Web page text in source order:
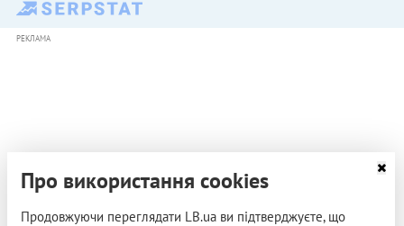
РЕКЛАМА
Про використання cookies
Продовжуючи переглядати LB.ua ви підтверджуєте, що